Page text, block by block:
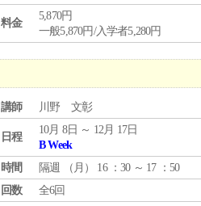
料金
5,870円
一般5,870円/入学者5,280円
講師 川野 文彰
日程
10月 8日 ～ 12月 17日
B Week
時間
隔週 （ 月 ） 16 ：30 ～ 17 ：50
回数
全6回